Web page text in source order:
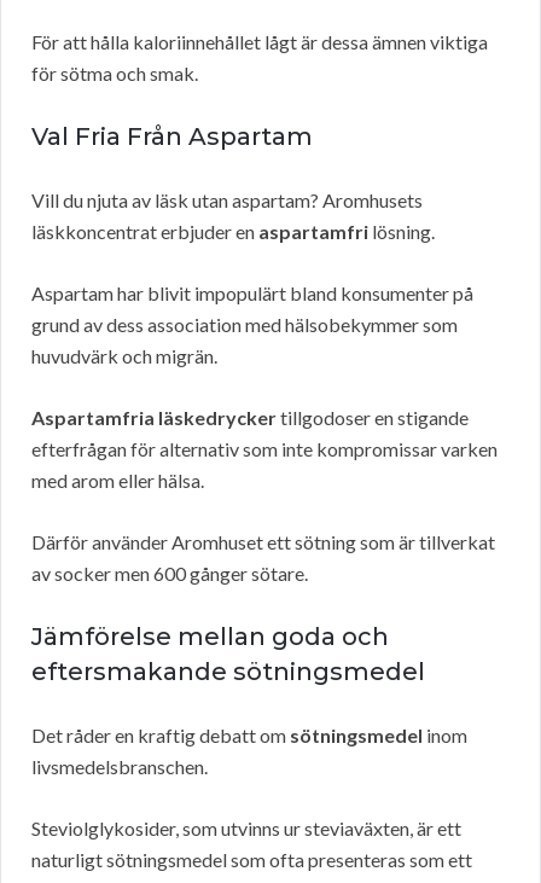
För att hålla kaloriinnehållet lågt är dessa ämnen viktiga
för sötma och smak.
Val Fria Från Aspartam
Vill du njuta av läsk utan aspartam? Aromhusets
läskkoncentrat erbjuder en aspartamfri lösning.
Aspartam har blivit impopulärt bland konsumenter på
grund av dess association med hälsobekymmer som
huvudvärk och migrän.
Aspartamfria läskedryckertillgodoser en stigande
efterfrågan för alternativ som inte kompromissar varken
med arom eller hälsa.
Därför använder Aromhuset ett sötning som är tillverkat
av socker men 600 gånger sötare.
Jämförelse mellan goda och
eftersmakande sötningsmedel
Det råder en kraftig debatt om sötningsmedel inom
livsmedelsbranschen.
Steviolglykosider, som utvinns ur steviaväxten, är ett
naturligt sötningsmedel som ofta presenteras som ett